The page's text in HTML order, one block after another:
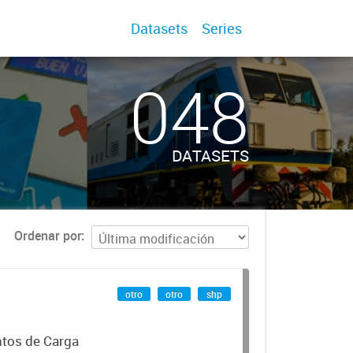
Datasets Series
048
DATASETS
Ordenar por
de Carga
otro otro shp